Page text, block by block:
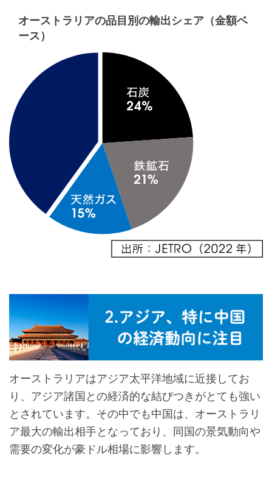
オーストラリアの品目別の輸出シェア（金額ベ
ース）
オーストラリアはアジア太平洋地域に近接してお
り、アジア諸国との経済的な結びつきがとても強い
とされています。その中でも中国は、オーストラリ
ア最大の輸出相手となっており、同国の景気動向や
需要の変化が豪ドル相場に影響します。